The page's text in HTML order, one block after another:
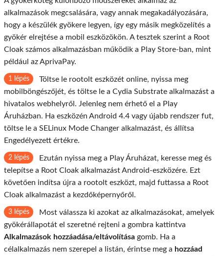
alkalmazások megcsalására, vagy annak megakadályozására,
hogy a készülék gyökere legyen, így egy másik megközelítés a
gyökér elrejtése a mobil eszközökön. A tesztek szerint a Root
Cloak számos alkalmazásban működik a Play Store-ban, mint
például az AprivaPay.
1 lépés
Töltse le rootolt eszközét online, nyissa meg
mobilböngészőjét, és töltse le a Cydia Substrate alkalmazást a
hivatalos webhelyről. Jelenleg nem érhető el a Play
Áruházban. Ha eszközén Android 4.4 vagy újabb rendszer fut,
töltse le a SELinux Mode Changer alkalmazást, és állítsa
Engedélyezett értékre.
2 lépés
Ezután nyissa meg a Play Áruházat, keresse meg és
telepítse a Root Cloak alkalmazást Android-eszközére. Ezt
követően indítsa újra a rootolt eszközt, majd futtassa a Root
Cloak alkalmazást a kezdőképernyőről.
3 lépés
Most válassza ki azokat az alkalmazásokat, amelyek
gyökérállapotát el szeretné rejteni a gombra kattintva
Alkalmazások hozzáadása/eltávolítása gomb. Ha a
célalkalmazás nem szerepel a listán, érintse meg a hozzáad